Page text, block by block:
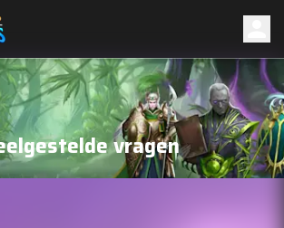
vragen